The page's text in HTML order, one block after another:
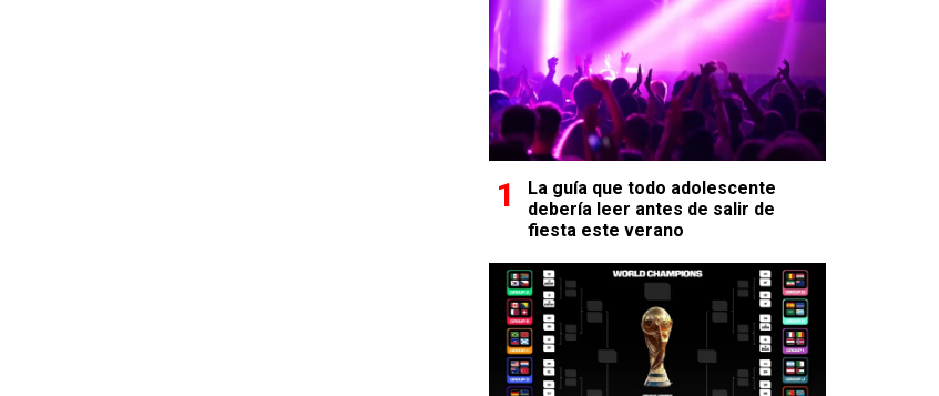
La guía que todo adolescente
debería leer antes de salir de
fiesta este verano